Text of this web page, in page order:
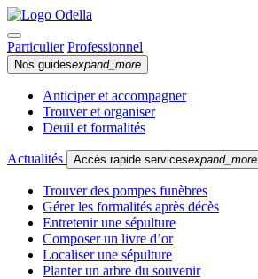
Particulier Professionnel
Nos guidesexpand_more
Anticiper et accompagner
Trouver et organiser
Deuil et formalités
Actualités Accès rapide servicesexpand_more
Trouver des pompes funèbres
Gérer les formalités après décès
Entretenir une sépulture
Composer un livre d’or
Localiser une sépulture
Planter un arbre du souvenir